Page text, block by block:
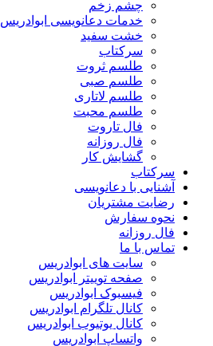
چشم زخم
خدمات دعانویسی ابوادریس
خشت سفید
سرکتاب
طلسم ثروت
طلسم صبی
طلسم لاتاری
طلسم محبت
فال تاروت
فال روزانه
گشایش کار
سرکتاب
آشنایی با دعانویسی
رضایت مشتریان
نحوه سفارش
فال روزانه
تماس با ما
سایت های ابوادریس
صفحه توییتر ابوادریس
فیسبوک ابوادریس
کانال تلگرام ابوادریس
کانال یوتیوب ابوادریس
واتساپ ابوادریس